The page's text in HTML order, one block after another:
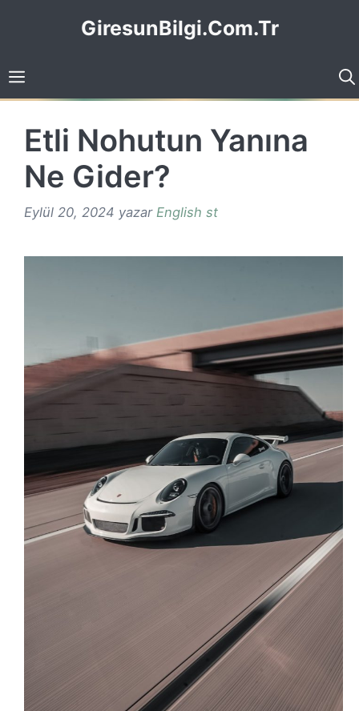
GiresunBilgi.Com.Tr
Etli Nohutun Yanına
Ne Gider?
Eylül 20, 2024 yazar English st